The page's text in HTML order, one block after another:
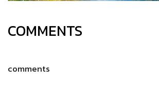
COMMENTS
comments